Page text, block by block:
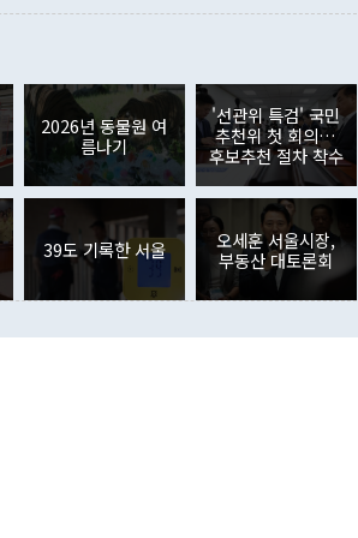
정 장관이 언급한 '4자 회담'에 대해 "이상
서 열리는 '동방경제포럼(EEF)'을 언급하
하고 있다"고 발언한 데 대해서도 조 장관
"아직 거기까지 진도가 나가지 않았다"고
북 구상과 설명은 정부 내 조율을 거치지
히 주적 표현 대체와 국호 사용, 9·19 군
통일부 장관이 결정할 사안이 아니어서 월
대통령은 정 장관의 업무보고를 듣고 난
승인난 건 아니다"라고 재차 확인했다. 정
내용은 대부분 국가안전보장회의(NSC)
장관의 개인적 생각에 가깝다"며 "안보 관
이 아닌 사안을 추진하겠다고 업무보고를
수권자가 나서야 한다'고 주장한 것은 심각
분기배당에 따른 기저효과로 배당지급이
)을 넘어선 것이다. 직접투자에서는 내국
러, 외국인의 국내투자가 46억3000만달러
외국인의 국내 주식 매도세가 이어졌다. 외
현 매도 등의 영향으로 316억1000만달러
러)에 이어 역대 최대 순매도 기록을 다시
자는 세계국채지수(WGBI) 자금 유입에도
폭이 줄어든 52억9000만달러를 기록했
식을 중심으로 35억6000만달러 증가했
2026년 동물원 여
름나기
'선관위 특검' 국민
추천위 첫 회의…
후보추천 절차 착수
39도 기록한 서울
오세훈 서울시장,
부동산 대토론회